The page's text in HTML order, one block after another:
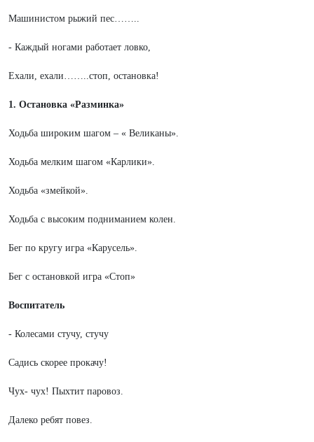
Машинистом рыжий пес……..
- Каждый ногами работает ловко,
Ехали, ехали……..стоп, остановка!
1. Остановка «Разминка»
Ходьба широким шагом – « Великаны».
Ходьба мелким шагом «Карлики».
Ходьба «змейкой».
Ходьба с высоким подниманием колен.
Бег по кругу игра «Карусель».
Бег с остановкой игра «Стоп»
Воспитатель
- Колесами стучу, стучу
Садись скорее прокачу!
Чух- чух! Пыхтит паровоз.
Далеко ребят повез.